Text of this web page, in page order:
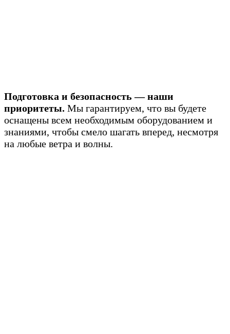
Подготовка и безопасность — наши
приоритеты. Мы гарантируем, что вы будете
оснащены всем необходимым оборудованием и
знаниями, чтобы смело шагать вперед, несмотря
на любые ветра и волны.